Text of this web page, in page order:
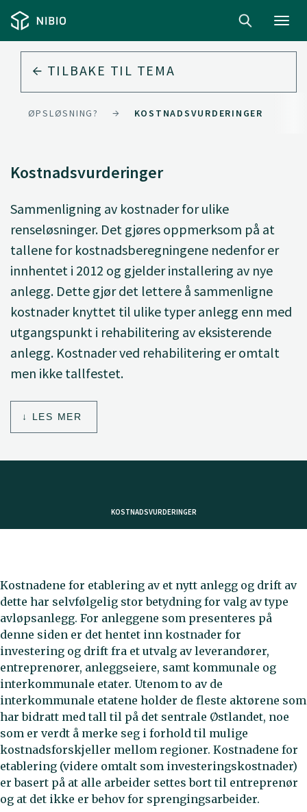
TILBAKE TIL TEMA
AVLØPSLØSNING? KOSTNADSVURDERINGER
Kostnadsvurderinger
Sammenligning av kostnader for ulike
renseløsninger. Det gjøres oppmerksom på at
tallene for kostnadsberegningene nedenfor er
innhentet i 2012 og gjelder installering av nye
anlegg. Dette gjør det lettere å sammenligne
kostnader knyttet til ulike typer anlegg enn med
utgangspunkt i rehabilitering av eksisterende
anlegg. Kostnader ved rehabilitering er omtalt
men ikke tallfestet.
LES MER
KOSTNADSVURDERINGER
Kostnadene for etablering av et nytt anlegg og drift av
dette har selvfølgelig stor betydning for valg av type
avløpsanlegg. For anleggene som presenteres på
denne siden er det hentet inn kostnader for
investering og drift fra et utvalg av leverandører,
entreprenører, anleggseiere, samt kommunale og
interkommunale etater. Utenom to av de
interkommunale etatene holder de fleste aktørene som
har bidratt med tall til på det sentrale Østlandet, noe
som er verdt å merke seg i forhold til mulige
kostnadsforskjeller mellom regioner. Kostnadene for
etablering (videre omtalt som investeringskostnader)
er basert på at alle arbeider settes bort til entreprenør
og at det ikke er behov for sprengingsarbeider.